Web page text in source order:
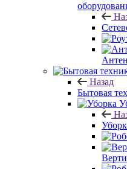
Назад
Бытовая